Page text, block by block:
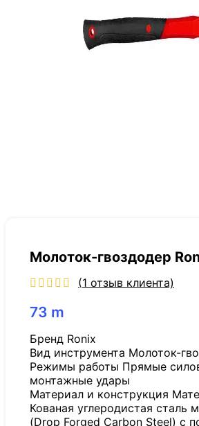
Молоток-гвоздодер
(1 отзыв клиента)
73 m
Бренд Ronix
Вид инструмента Молоток-
Режимы работы Прямые
монтажные удары
Материал и конструкция
Кованая углеродистая сталь
(Drop Forged Carbon Steel) с